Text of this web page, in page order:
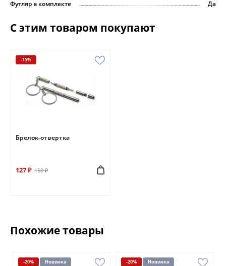
Футляр в комплекте Да
С этим товаром покупают
-15%
Брелок-отвертка
127 ₽ 150 ₽
Похожие товары
-20% Новинка -20% Новинка